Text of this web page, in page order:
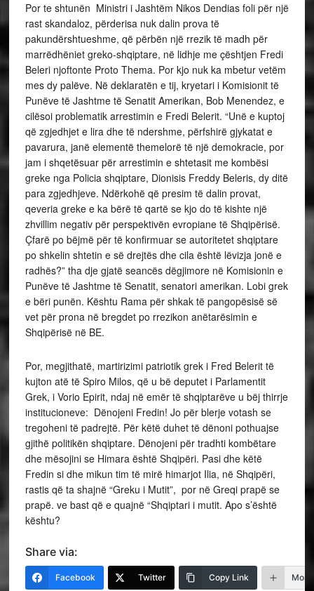
Por te shtunën Ministri i Jashtëm Nikos Dendias foli për një
rast skandaloz, përderisa nuk dalin prova të
pakundërshtueshme, që përbën një rrezik të madh për
marrëdhëniet greko-shqiptare, në lidhje me çështjen Fredi
Beleri njoftonte Proto Thema. Por kjo nuk ka mbetur vetëm
mes dy palëve. Në deklaratën e tij, kryetari i Komisionit të
Punëve të Jashtme të Senatit Amerikan, Bob Menendez, e
cilësoi problematik arrestimin e Fredi Belerit. “Unë e kuptoj
që zgjedhjet e lira dhe të ndershme, përfshirë gjykatat e
pavarura, janë elementë themelorë të një demokracie, por
jam i shqetësuar për arrestimin e shtetasit me kombësi
greke nga Policia shqiptare, Dionisis Freddy Beleris, dy ditë
para zgjedhjeve. Ndërkohë që presim të dalin provat,
qeveria greke e ka bërë të qartë se kjo do të kishte një
zhvillim negativ për perspektivën evropiane të Shqipërisë.
Çfarë po bëjmë për të konfirmuar se autoritetet shqiptare
po shkelin shtetin e së drejtës dhe cila është lëvizja jonë e
radhës?” tha dje gjatë seancës dëgjimore në Komisionin e
Punëve të Jashtme të Senatit, senatori amerikan. Lobi grek
e bëri punën. Kështu Rama për shkak të pangopësisë së
vet për prona në bregdet po rrezikon anëtarësimin e
Shqipërisë në BE.
Por, megjithatë, martirizimi patriotik grek i Fred Belerit të
kujton atë të Spiro Milos, që u bë deputet i Parlamentit
Grek, i Vorio Epirit, ndaj në emër të shqiptarëve u bëj thirrje
institucioneve: Dënojeni Fredin! Jo për blerje votash se
tregoheni të padrejtë. Për këtë duhet të dënoni pothuajse
gjithë politikën shqiptare. Dënojeni për tradhti kombëtare
dhe mësojini se Himara është Shqipëri. Pasi dhe këtë
Fredin si dhe mikun tim të mirë himarjot Ilia, në Shqipëri,
rastis që ta shajnë “Greku i Mutit”, por në Greqi prapë se
prapë. ve bast që e quajnë “Shqiptari i mutit. Apo s’është
kështu?
Share via:
Facebook Twitter Copy Link More